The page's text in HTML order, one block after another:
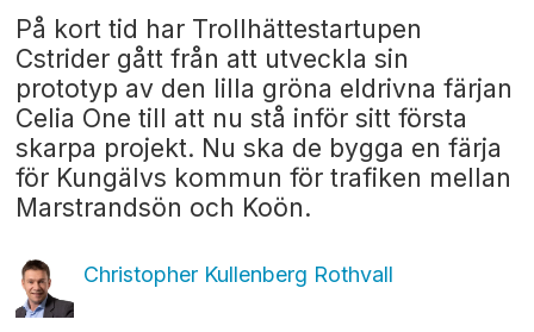
På kort tid har Trollhättestartupen
Cstrider gått från att utveckla sin
prototyp av den lilla gröna eldrivna färjan
Celia One till att nu stå inför sitt första
skarpa projekt. Nu ska de bygga en färja
för Kungälvs kommun för trafiken mellan
Marstrandsön och Koön.
Christopher Kullenberg Rothvall